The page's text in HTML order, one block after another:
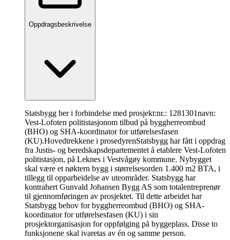
Oppdragsbeskrivelse
Statsbygg ber i forbindelse med prosjekt:nr.: 1281301navn:
Vest-Lofoten politistasjonom tilbud på byggherreombud
(BHO) og SHA-koordinator for utførelsesfasen
(KU).Hovedtrekkene i prosedyrenStatsbygg har fått i oppdrag
fra Justis- og beredskapsdepartementet å etablere Vest-Lofoten
politistasjon, på Leknes i Vestvågøy kommune. Nybygget
skal være et nøktern bygg i størrelsesorden 1.400 m2 BTA, i
tillegg til opparbeidelse av uteområder. Statsbygg har
kontrahert Gunvald Johansen Bygg AS som totalentreprenør
til gjennomføringen av prosjektet. Til dette arbeidet har
Statsbygg behov for byggherreombud (BHO) og SHA-
koordinator for utførelsesfasen (KU) i sin
prosjektorganisasjon for oppfølging på byggeplass. Disse to
funksjonene skal ivaretas av én og samme person.